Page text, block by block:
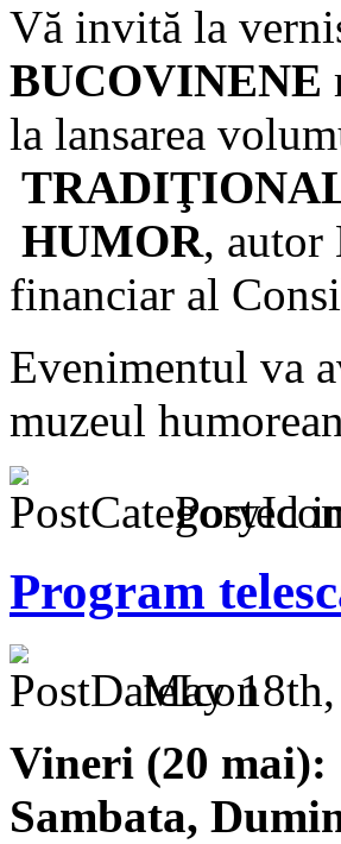
Vă invită la
BUCOVINENE
la lansarea
HUMOR, autor
financiar al
Evenimentul va
muzeul
Posted
Program
May 18th,
Vineri (20 mai):
Sambata,